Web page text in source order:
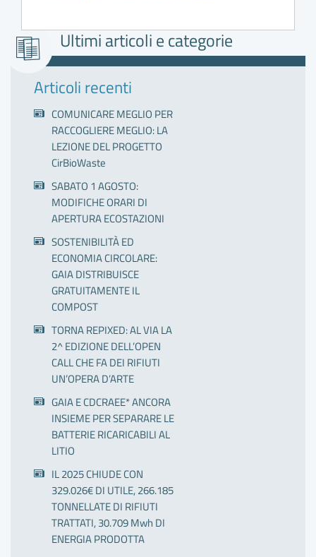
Ultimi articoli e categorie
Articoli recenti
COMUNICARE MEGLIO PER
RACCOGLIERE MEGLIO: LA
LEZIONE DEL PROGETTO
CirBioWaste
SABATO 1 AGOSTO:
MODIFICHE ORARI DI
APERTURA ECOSTAZIONI
SOSTENIBILITÀ ED
ECONOMIA CIRCOLARE:
GAIA DISTRIBUISCE
GRATUITAMENTE IL
COMPOST
TORNA REPIXED: AL VIA LA
2^ EDIZIONE DELL’OPEN
CALL CHE FA DEI RIFIUTI
UN’OPERA D’ARTE
GAIA E CDCRAEE* ANCORA
INSIEME PER SEPARARE LE
BATTERIE RICARICABILI AL
LITIO
IL 2025 CHIUDE CON
329.026€ DI UTILE, 266.185
TONNELLATE DI RIFIUTI
TRATTATI, 30.709 Mwh DI
ENERGIA PRODOTTA